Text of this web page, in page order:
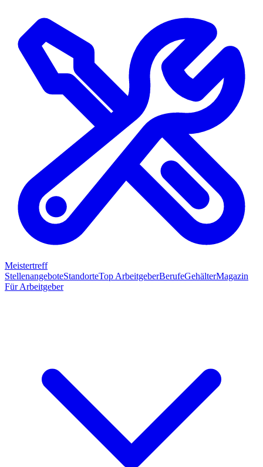
Meistertreff
StellenangeboteStandorteTop ArbeitgeberBerufeGehälterMagazin
Für Arbeitgeber